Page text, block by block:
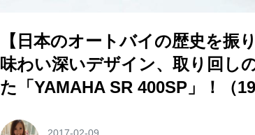
【日本のオートバイの歴史を振
味わい深いデザイン、取り回し
た「YAMAHA SR 400SP」！（
2017-02-09